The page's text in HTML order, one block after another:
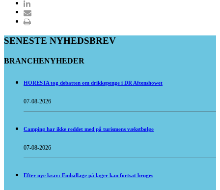
SENESTE NYHEDSBREV
BRANCHENYHEDER
HORESTA tog debatten om drikkepenge i DR Aftenshowet
07-08-2026
Camping har ikke reddet med på turismens vækstbølge
07-08-2026
Efter nye krav: Emballage på lager kan fortsat bruges